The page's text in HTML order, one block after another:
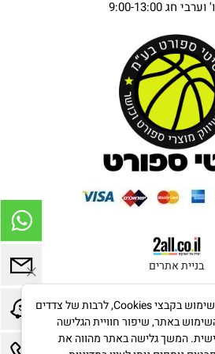
בניית אתרים
לידיעתך, באתרנו נעשה שימוש בקבצי Cookies, לרבות של צדדים
באתר, שיפור חוויית הגלישה
המשך גלישה באתר מהווה את